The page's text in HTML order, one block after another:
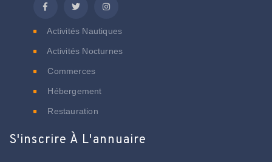
Activités Nautiques
Activités Nocturnes
Commerces
Hébergement
Restauration
S'inscrire À L'annuaire